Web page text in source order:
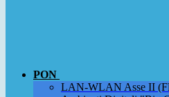
PON
LAN-WLAN Asse II